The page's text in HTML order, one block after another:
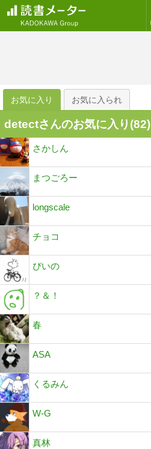
お気に入り お気に入られ
detectさんのお気に入り(82)
さかしん
まつごろー
longscale
チョコ
ぴいの
？＆！
春
ASA
くるみん
W-G
真林